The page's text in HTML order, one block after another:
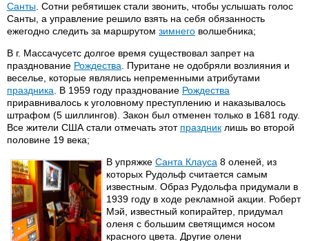
Санты . Сотни ребятишек стали звонить, чтобы услышать голос
Санты, а управление решило взять на себя обязанность
ежегодно следить за маршрутом зимнего волшебника;
В г. Массачусетс долгое время существовал запрет на
празднование Рождества . Пуритане не одобряли возлияния и
веселье, которые являлись непременными атрибутами
праздника . В 1959 году празднование Рождества
приравнивалось к уголовному преступлению и наказывалось
штрафом (5 шиллингов). Закон был отменен только в 1681 году.
Все жители США стали отмечать этот праздник лишь во второй
половине 19 века;
В упряжке Санта Клауса 8 оленей, из
которых Рудольф считается самым
известным. Образ Рудольфа придумали в
1939 году в ходе рекламной акции. Роберт
Мэй, известный копирайтер, придумал
оленя с большим светящимся носом
красного цвета. Другие олени